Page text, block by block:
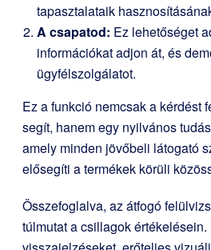
tapasztalataik
A csapatod: Ez lehetőséget
információkat adjon át, és
ügyfélszolgálatot.
Ez a funkció nemcsak a kérdést
segít, hanem egy nyilvános
amely minden jövőbeli látogató
elősegíti a termékek körüli
Összefoglalva, az átfogó
túlmutat a csillagok